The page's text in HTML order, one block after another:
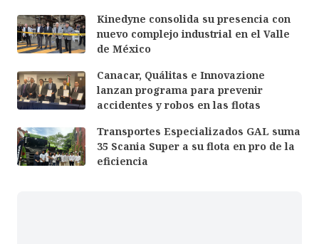
Kinedyne consolida su presencia con
nuevo complejo industrial en el Valle
de México
Canacar, Quálitas e Innovazione
lanzan programa para prevenir
accidentes y robos en las flotas
Transportes Especializados GAL suma
35 Scania Super a su flota en pro de la
eficiencia